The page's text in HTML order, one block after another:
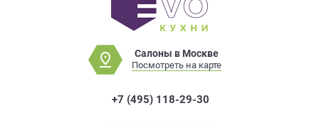
Салоны в Москве
Посмотреть на карте
+7 (495) 118-29-30